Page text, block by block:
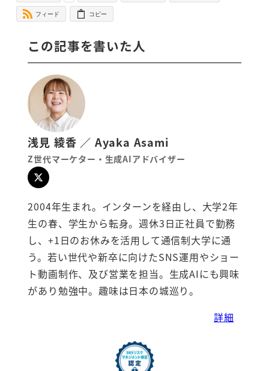
フィード コピー
この記事を書いた人
浅見 綾香 ／ Ayaka Asami
Z世代マーケター・生成AIアドバイザー
2004年生まれ。インターンを経由し、大学2年
生の春、学生から転身。週休3日正社員で勤務
し、+1日のお休みを活用して通信制大学に通
う。若い世代や新卒に向けたSNS運用やショー
ト動画制作、及び営業を担当。生成AIにも興味
があり勉強中。趣味は日本の城巡り。
詳細